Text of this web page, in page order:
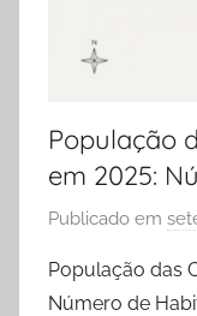
População
em 2025:
Publicado em
População das
Número de